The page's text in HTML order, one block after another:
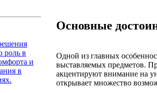
роль в
и
в
Основные
Одной из главных
выставляемых предметов.
акцентируют внимание на
открывает множество